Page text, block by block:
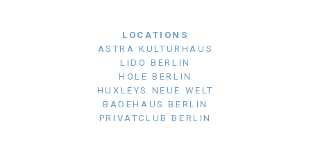
LOCATIONS
ASTRA KULTURHAUS
LIDO BERLIN
HOLE BERLIN
HUXLEYS NEUE WELT
BADEHAUS BERLIN
PRIVATCLUB BERLIN